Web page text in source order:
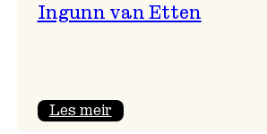
Ingunn van Etten
Les meir: